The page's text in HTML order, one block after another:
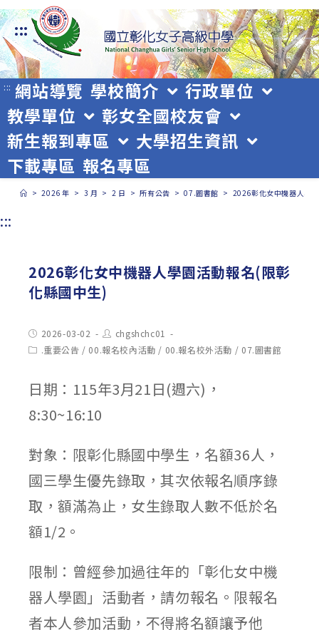
跳
轉
至
主
要
內
容
:::
::: 網站導覽 學校簡介
行政單位
教學單位
彰女全國校友會
新生報到專區
大學招生資訊
下載專區 報名專區
> 2026 年 > 3 月 > 2 日 > 所有公告 > 07.圖書館 > 2026彰化女中機器人學
:::
2026彰化女中機器人學園活動報名(限彰
化縣國中生)
Post
published:
2026-03-02
Post
author:
chgshchc01
Post.重要公告 / 00.報名校內活動 / 00.報名校外活動 / 07.圖書館
日期：115年3月21日(週六)，
8:30~16:10
對象：限彰化縣國中學生，名額36人，
國三學生優先錄取，其次依報名順序錄
取，額滿為止，女生錄取人數不低於名
額1/2。
限制：曾經參加過往年的「彰化女中機
器人學園」活動者，請勿報名。限報名
者本人參加活動，不得將名額讓予他